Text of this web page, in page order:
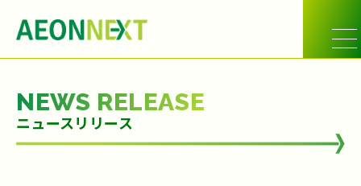
NEWS RELEASE
ニュースリリース